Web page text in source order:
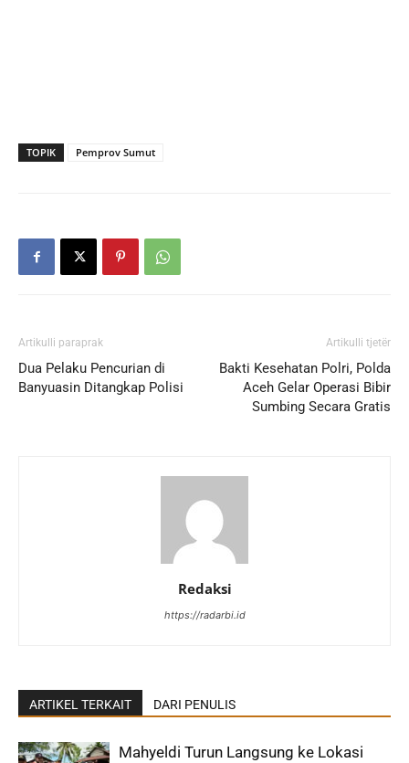
TOPIK Pemprov Sumut
Artikulli paraprak
Dua Pelaku Pencurian di
Banyuasin Ditangkap Polisi
Artikulli tjetër
Bakti Kesehatan Polri, Polda
Aceh Gelar Operasi Bibir
Sumbing Secara Gratis
Redaksi
https://radarbi.id
ARTIKEL TERKAIT DARI PENULIS
Mahyeldi Turun Langsung ke Lokasi